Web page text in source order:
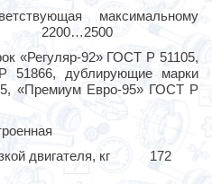
максимальному
1 2200…2500
92» ГОСТ Р 51105,
51866, дублирующие марки
«Премиум Евро-95» ГОСТ Р
двигателя, кг 172